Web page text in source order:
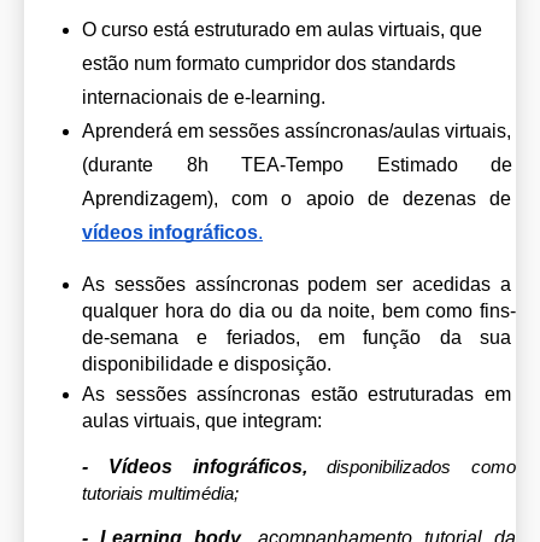
O curso está estruturado em aulas virtuais, que
estão num formato cumpridor dos standards
internacionais de e-learning.
Aprenderá em sessões assíncronas/aulas virtuais,
(durante 8h TEA-Tempo Estimado de
vídeos infográficos.
As sessões assíncronas podem ser acedidas a
qualquer hora do dia ou da noite, bem como fins-
de-semana e feriados, em função da sua
disponibilidade e disposição.
As sessões assíncronas estão estruturadas em
aulas virtuais, que integram:
- Vídeos infográficos, disponibilizados como
tutoriais multimédia;
- Learning body, acompanhamento tutorial da